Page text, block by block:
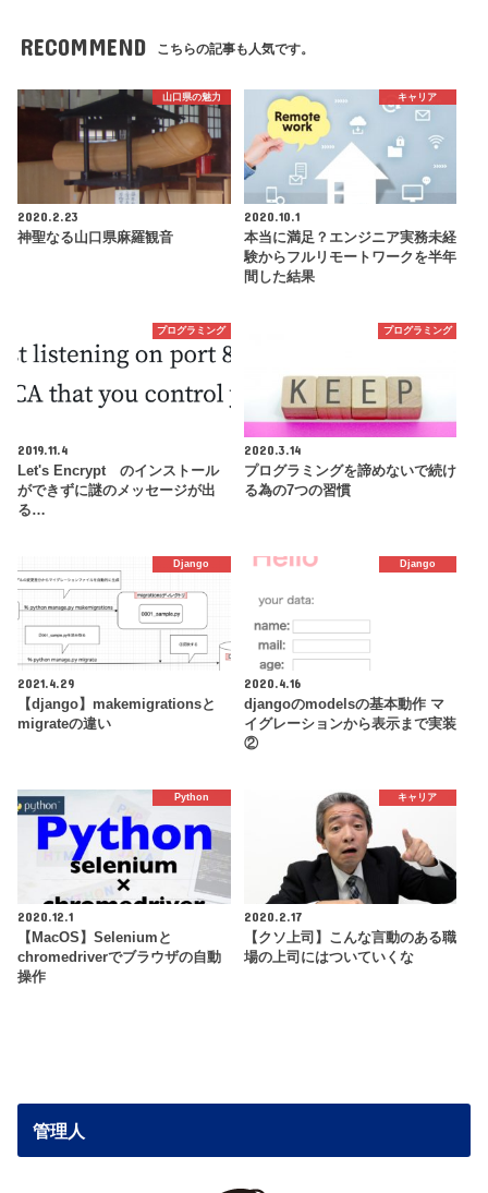
RECOMMEND こちらの記事も人気です。
山口県の魅力
2020.2.23
神聖なる山口県麻羅観音
キャリア
2020.10.1
本当に満足？エンジニア実務未経
験からフルリモートワークを半年
間した結果
プログラミング
2019.11.4
Let's Encrypt のインストール
ができずに謎のメッセージが出
る…
プログラミング
2020.3.14
プログラミングを諦めないで続け
る為の7つの習慣
Django
2021.4.29
【django】makemigrationsと
migrateの違い
Django
2020.4.16
djangoのmodelsの基本動作 マ
イグレーションから表示まで実装
②
Python
2020.12.1
【MacOS】Seleniumと
chromedriverでブラウザの自動
操作
キャリア
2020.2.17
【クソ上司】こんな言動のある職
場の上司にはついていくな
管理人